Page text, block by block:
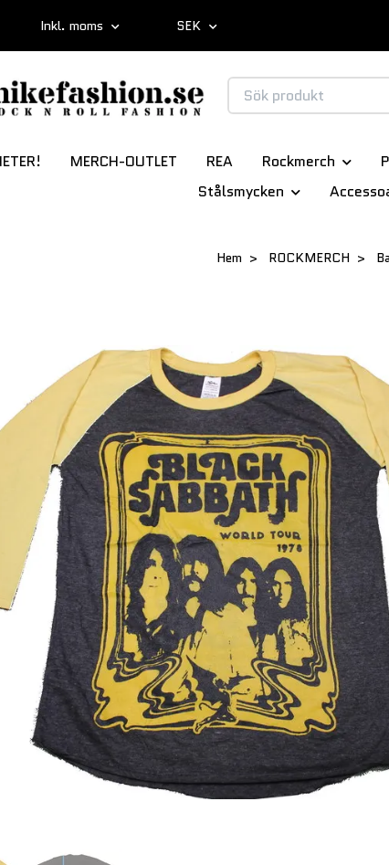
Inkl. moms SEK
MERCH-OUTLET REA Rockmerch
Stålsmycken
Hem ROCKMERCH